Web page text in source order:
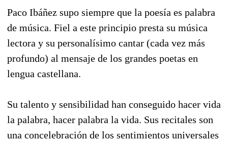
Paco Ibáñez supo siempre que la poesía es palabra
de música. Fiel a este principio presta su música
lectora y su personalísimo cantar (cada vez más
profundo) al mensaje de los grandes poetas en
lengua castellana.
Su talento y sensibilidad han conseguido hacer vida
la palabra, hacer palabra la vida. Sus recitales son
una concelebración de los sentimientos universales